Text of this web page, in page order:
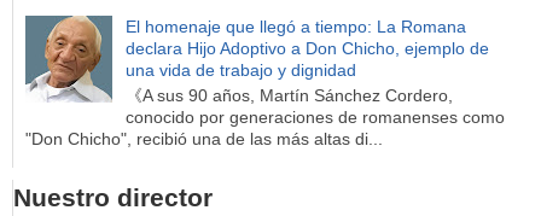
El homenaje que llegó a tiempo: La Romana
declara Hijo Adoptivo a Don Chicho, ejemplo de
una vida de trabajo y dignidad
《A sus 90 años, Martín Sánchez Cordero,
conocido por generaciones de romanenses como
"Don Chicho", recibió una de las más altas di...
Nuestro director